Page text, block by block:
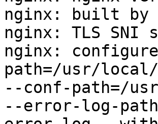
nginx: built by
nginx: TLS SNI
nginx:
path=/usr/
--conf-path=/
--error-log-